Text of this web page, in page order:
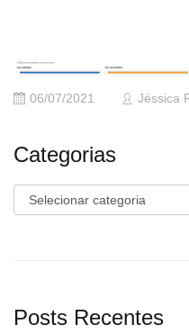
06/07/2021 Jéssica
Categorias
Categorias
Posts Recentes